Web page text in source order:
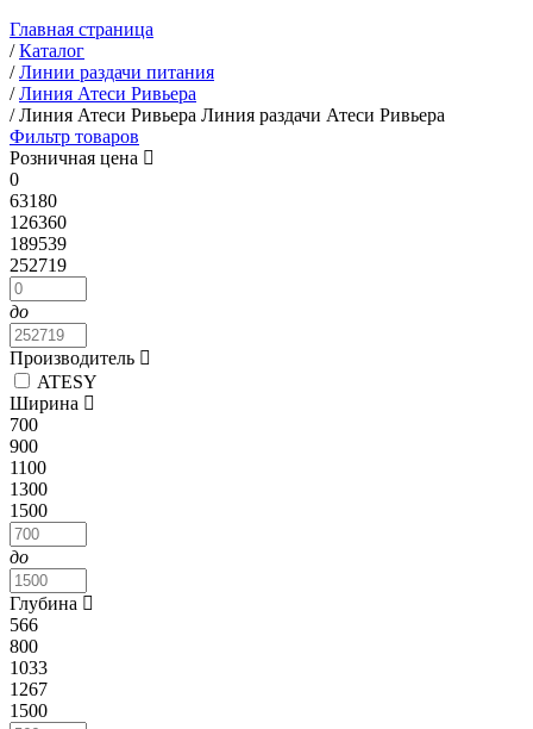
Главная страница
/Каталог
/Линии раздачи питания
/Линия Атеси Ривьера
/Линия Атеси Ривьера Линия раздачи Атеси Ривьера
Фильтр товаров
Розничная цена
0
63180
126360
189539
252719
до
Производитель
ATESY
Ширина
700
900
1100
1300
1500
до
Глубина
566
800
1033
1267
1500